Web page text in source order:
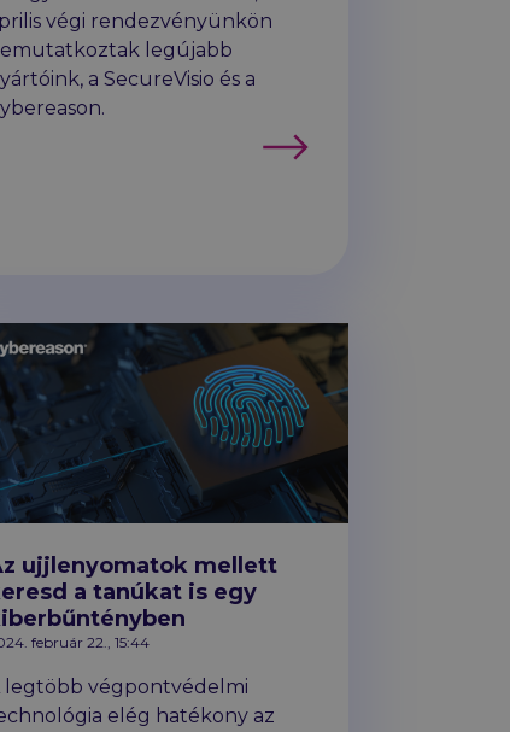
végi rendezvényünkön
legújabb
a SecureVisio és a
Tovább
ujjlenyomatok mellett
a tanúkat is egy
február 22., 15:44
legtöbb végpontvédelmi
elég hatékony az